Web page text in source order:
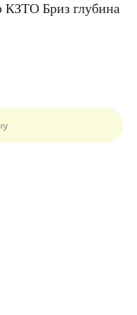
КЗТО Бриз глубина